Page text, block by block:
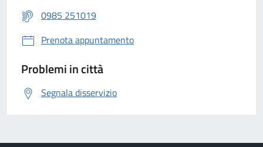
0985 251019
Prenota appuntamento
Problemi in città
Segnala disservizio